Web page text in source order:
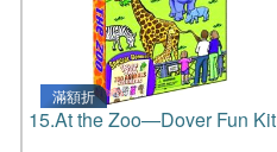
滿額折
15.At the Zoo—Dover Fun Kit